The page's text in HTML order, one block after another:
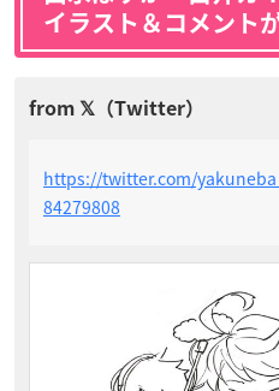
イラスト＆コメント
https://twitter.com/
84279808